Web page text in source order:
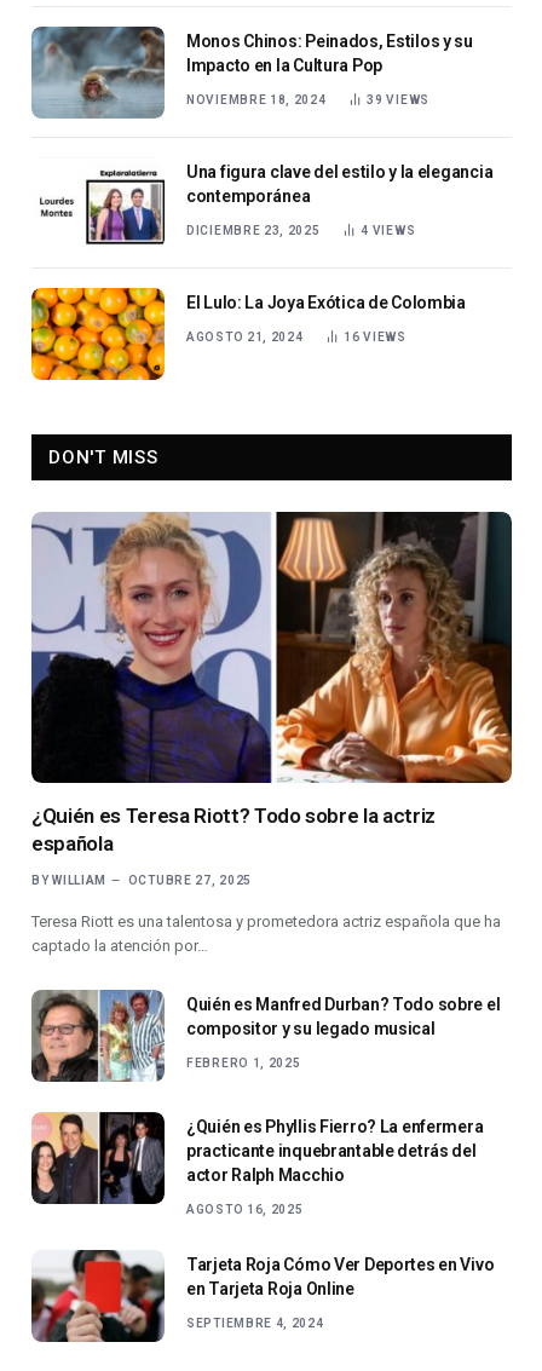
Monos Chinos: Peinados, Estilos y su
Impacto en la Cultura Pop
NOVIEMBRE 18, 2024 39VIEWS
Una figura clave del estilo y la elegancia
contemporánea
DICIEMBRE 23, 2025 4 VIEWS
El Lulo: La Joya Exótica de Colombia
AGOSTO 21, 2024 16VIEWS
DON'T MISS
¿Quién es Teresa Riott? Todo sobre la actriz
española
BY WILLIAM OCTUBRE 27, 2025
Teresa Riott es una talentosa y prometedora actriz española que ha
captado la atención por…
Quién es Manfred Durban? Todo sobre el
compositor y su legado musical
FEBRERO 1, 2025
¿Quién es Phyllis Fierro? La enfermera
practicante inquebrantable detrás del
actor Ralph Macchio
AGOSTO 16, 2025
Tarjeta Roja Cómo Ver Deportes en Vivo
en Tarjeta Roja Online
SEPTIEMBRE 4, 2024